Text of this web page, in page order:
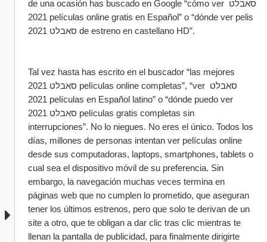
de una ocasión has buscado en Google “cómo ver סאבלט
2021 películas online gratis en Español” o “dónde ver pelis
סאבלט 2021 de estreno en castellano HD”.
Tal vez hasta has escrito en el buscador “las mejores
סאבלט 2021 películas online completas”, “ver סאבלט
2021 películas en Español latino” o “dónde puedo ver
סאבלט 2021 películas gratis completas sin
interrupciones”. No lo niegues. No eres el único. Todos los
días, millones de personas intentan ver películas online
desde sus computadoras, laptops, smartphones, tablets o
cual sea el dispositivo móvil de su preferencia. Sin
embargo, la navegación muchas veces termina en
páginas web que no cumplen lo prometido, que aseguran
tener los últimos estrenos, pero que solo te derivan de un
site a otro, que te obligan a dar clic tras clic mientras te
llenan la pantalla de publicidad, para finalmente dirigirte